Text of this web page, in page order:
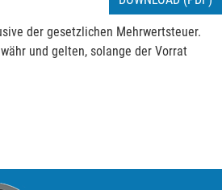
der gesetzlichen Mehrwertsteuer.
und gelten, solange der Vorrat